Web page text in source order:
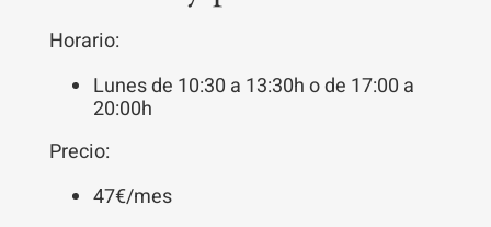
Horario:
Lunes de 10:30 a 13:30h o de 17:00 a
20:00h
Precio:
47€/mes
mejorar la
funcionalidad